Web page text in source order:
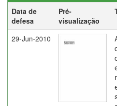
Data de
defesa
Pré-
visualização
29-Jun-2010